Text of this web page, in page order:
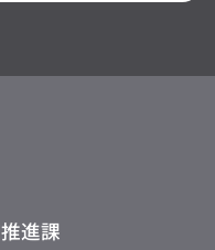
進課